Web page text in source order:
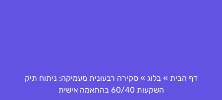
דף הבית »בלוג »סקירה רבעונית מעמיקה: ניתוח תיק
השקעות 60/40 בהתאמה אישית